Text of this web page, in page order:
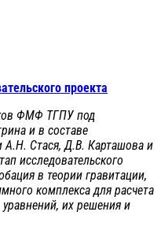
проекта
ФМФ ТГПУ под
и в составе
А.Н. Стася, Д.В. Карташова и
исследовательского
в теории гравитации,
комплекса для расчета
их решения и